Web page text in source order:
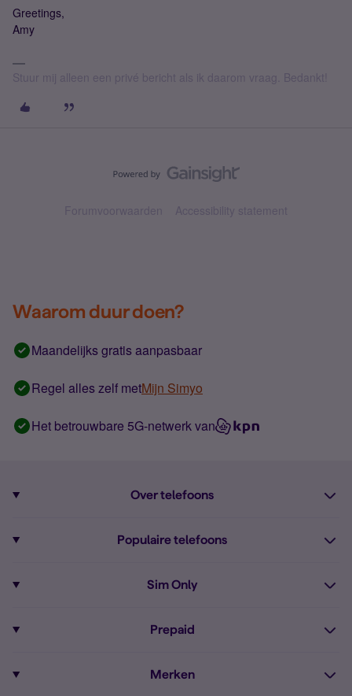
Greetings,
Amy
Stuur mij alleen een privé bericht als ik daarom vraag. Bedankt!
Forumvoorwaarden Accessibility statement
Waarom duur doen?
Maandelijks gratis aanpasbaar
Regel alles zelf metMijn Simyo
Het betrouwbare 5G-netwerk van
Over telefoons
Alle telefoons
Populaire telefoons
iPhone 16
Sim Only
Onbeperkt bellen
Prepaid
Merken